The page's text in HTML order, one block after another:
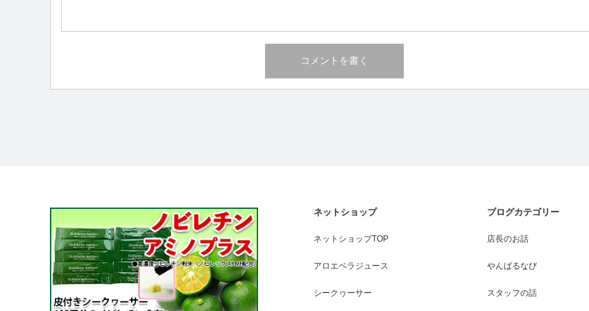
ネットショップ
ネットショップTOP
アロエベラジュース
シークヮーサー
ブログカテゴリー
店長のお話
やんばるなび
スタッフの話